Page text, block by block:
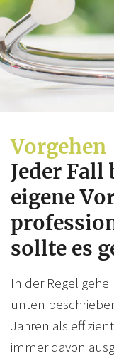
Vorgehen
Jeder Fall
eigene
sollte es
In der Regel
unten
Jahren als
immer davon